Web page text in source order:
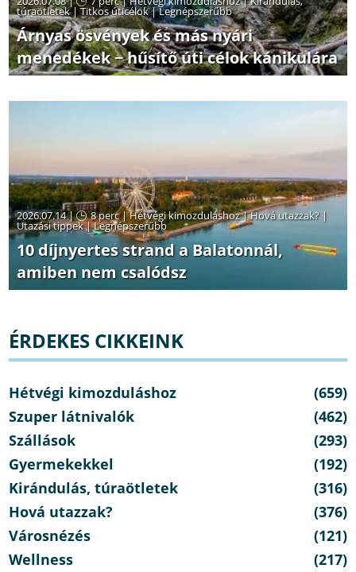
túraötletek|Titkos úticélok|Legnépszerűbb
Árnyas ösvények és más nyári
menedékek − hűsítő úti célok kánikulára
2026.07.14 | 8 perc|Hétvégi kimozduláshoz|Hová utazzak? |
Utazási tippek|Legnépszerűbb
10 díjnyertes strand a Balatonnál,
amiben nem csalódsz
ÉRDEKES CIKKEINK
Hétvégi kimozduláshoz
(659)
Szuper látnivalók
(462)
Szállások
(293)
Gyermekekkel
(192)
Kirándulás, túraötletek
(316)
Hová utazzak?
(376)
Városnézés
(121)
Wellness
(217)